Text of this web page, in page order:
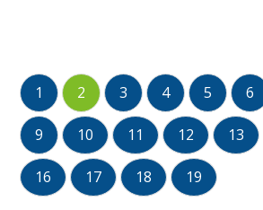
1 2 3 4 5 6
9 10 11 12 13
16 17 18 19